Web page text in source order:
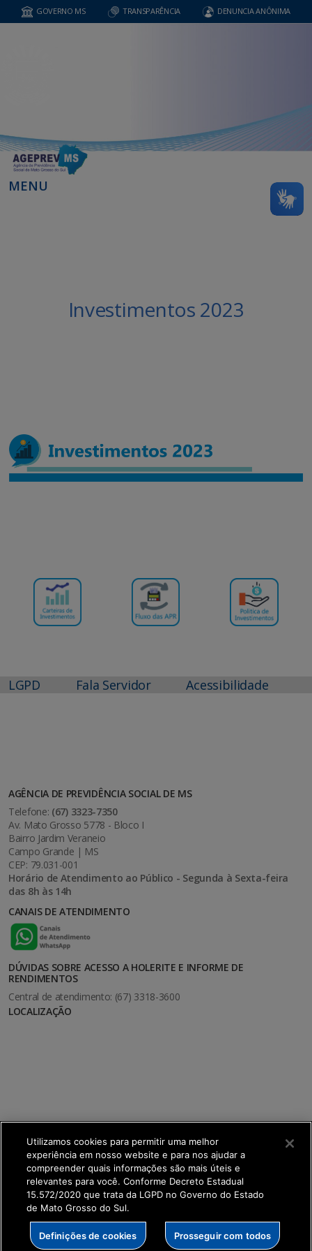
GOVERNO MS TRANSPARÊNCIA DENUNCIA ANÔNIMA
MENU
Investimentos 2023
LGPD Fala Servidor Acessibilidade
AGÊNCIA DE PREVIDÊNCIA SOCIAL DE MS
Telefone: (67) 3323-7350
Av. Mato Grosso 5778 - Bloco I
Bairro Jardim Veraneio
Campo Grande | MS
CEP: 79.031-001
Horário de Atendimento ao Público - Segunda à Sexta-feira
das 8h às 14h
CANAIS DE ATENDIMENTO
DÚVIDAS SOBRE ACESSO A HOLERITE E INFORME DE
RENDIMENTOS
Central de atendimento: (67) 3318-3600
LOCALIZAÇÃO
SETDIG | Secretaria-Executiva de Transformação
Digital
Utilizamos cookies para permitir uma melhor
experiência em nosso website e para nos ajudar a
compreender quais informações são mais úteis e
relevantes para você. Conforme Decreto Estadual
15.572/2020 que trata da LGPD no Governo do Estado
de Mato Grosso do Sul.
Definições de cookies Prosseguir com todos